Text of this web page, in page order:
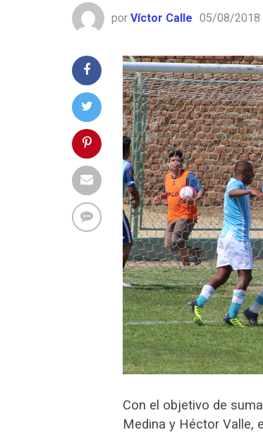
por Víctor Calle 05/08/2018
Con el objetivo de
Medina y Héctor Valle,